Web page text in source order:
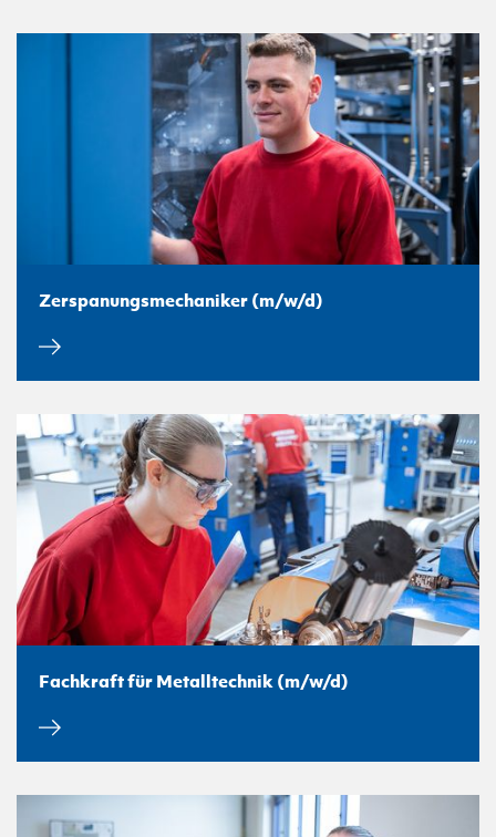
Zerspanungsmechaniker (m/w/d)
Fachkraft für Metalltechnik (m/w/d)